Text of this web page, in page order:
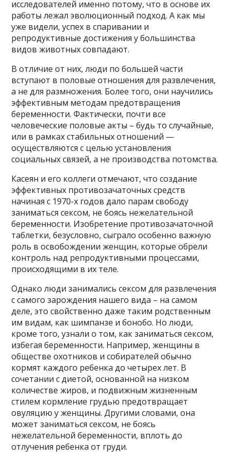
исследователей именно потому, что в основе их
работы лежал эволюционный подход. А как мы
уже видели, успех в спаривании и
репродуктивные достижения у большинства
видов животных совпадают.
В отличие от них, люди по большей части
вступают в половые отношения для развлечения,
а не для размножения. Более того, они научились
эффективным методам предотвращения
беременности. Фактически, почти все
человеческие половые акты – будь то случайные,
или в рамках стабильных отношений —
осуществляются с целью установления
социальных связей, а не производства потомства.
Касеян и его коллеги отмечают, что создание
эффективных противозачаточных средств
начиная с 1970-х годов дало парам свободу
заниматься сексом, не боясь нежелательной
беременности. Изобретение противозачаточной
таблетки, безусловно, сыграло особенно важную
роль в освобождении женщин, которые обрели
контроль над репродуктивными процессами,
происходящими в их теле.
Однако люди занимались сексом для развлечения
с самого зарождения нашего вида – на самом
деле, это свойственно даже таким родственным
им видам, как шимпанзе и бонобо. Но люди,
кроме того, узнали о том, как заниматься сексом,
избегая беременности. Например, женщины в
обществе охотников и собирателей обычно
кормят каждого ребенка до четырех лет. В
сочетании с диетой, основанной на низком
количестве жиров, и подвижным жизненным
стилем кормление грудью предотвращает
овуляцию у женщины. Другими словами, она
может заниматься сексом, не боясь
нежелательной беременности, вплоть до
отлучения ребенка от груди.